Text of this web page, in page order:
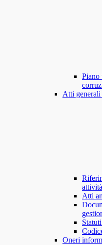
Piano
Atti generali
attività
Atti
Oneri